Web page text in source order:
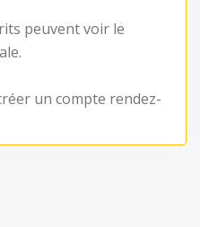
peuvent voir le
un compte rendez-